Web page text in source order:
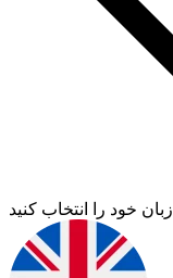
زبان خود را انتخاب کنید